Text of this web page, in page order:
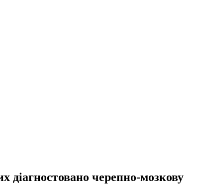
діагностовано черепно-мозкову